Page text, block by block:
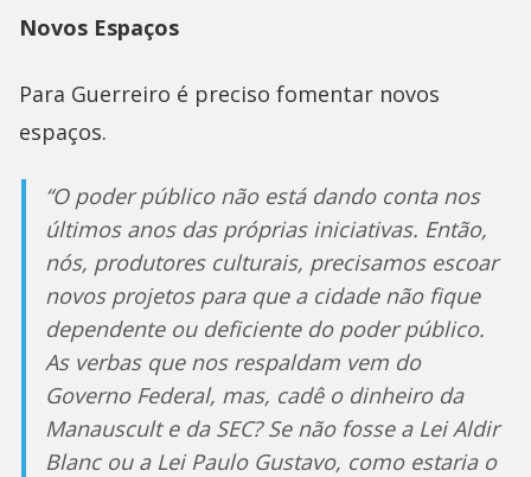
Novos Espaços
Para Guerreiro é preciso fomentar novos
espaços.
“O poder público não está dando conta nos
últimos anos das próprias iniciativas. Então,
nós, produtores culturais, precisamos escoar
novos projetos para que a cidade não fique
dependente ou deficiente do poder público.
As verbas que nos respaldam vem do
Governo Federal, mas, cadê o dinheiro da
Manauscult e da SEC? Se não fosse a Lei Aldir
Blanc ou a Lei Paulo Gustavo, como estaria o